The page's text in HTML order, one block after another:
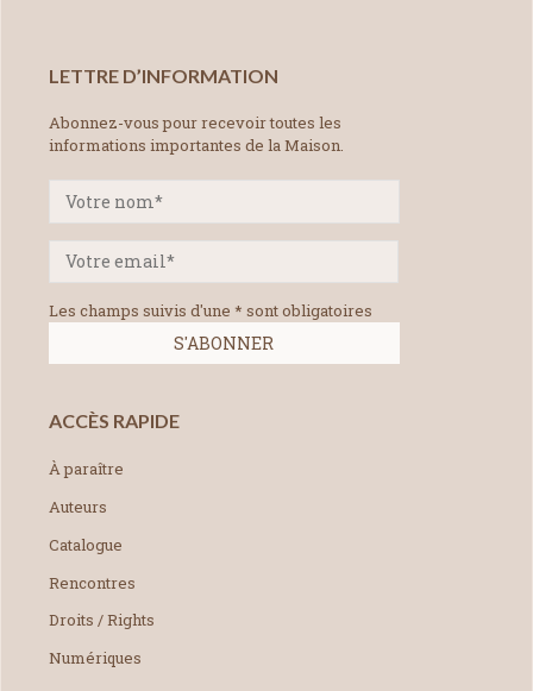
LETTRE D’INFORMATION
Abonnez-vous pour recevoir toutes les
informations importantes de la Maison.
Les champs suivis d'une * sont obligatoires
ACCÈS RAPIDE
À paraître
Auteurs
Catalogue
Rencontres
Droits / Rights
Numériques